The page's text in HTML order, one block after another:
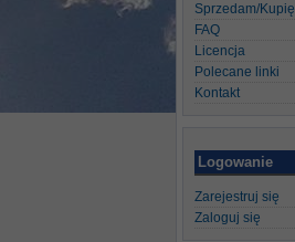
Sprzedam/Kupię
FAQ
Licencja
Polecane linki
Kontakt
Logowanie
Zarejestruj się
Zaloguj się